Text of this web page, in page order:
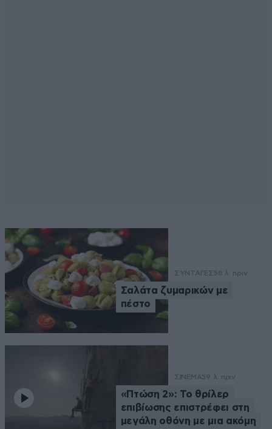
ΣΥΝΤΑΓΕΣ58 λ. πριν
Σαλάτα ζυμαρικών με
πέστο
ΣΙΝΕΜΑ59 λ. πριν
«Πτώση 2»: Το θρίλερ
επιβίωσης επιστρέφει στη
μεγάλη οθόνη με μια ακόμη